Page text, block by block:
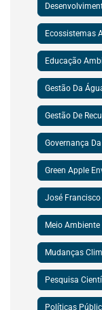
Ecossistemas
Educação
Gestão Da
Gestão De
Governança
Green Apple
José
Meio Ambiente
Mudanças
Pesquisa
Políticas